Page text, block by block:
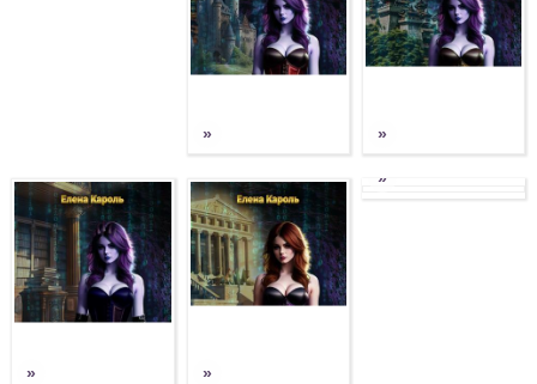
» »
» »
»